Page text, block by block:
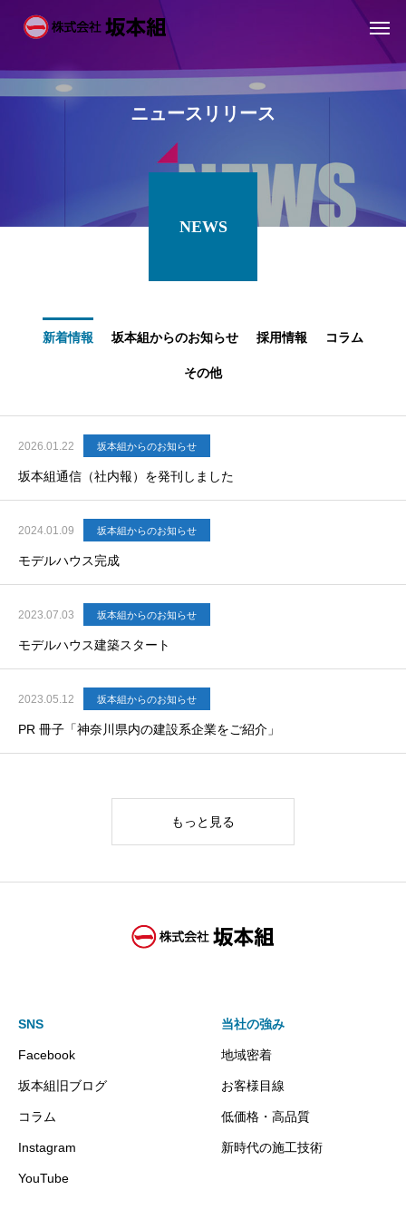
ニュース リ リ ース
NEWS
新着情報 坂本組からのお知らせ 採用情報 コラム
その他
2026.01.22 坂本組からのお知らせ
坂本組通信（社内報）を発刊しました
2024.01.09 坂本組からのお知らせ
モデルハウス完成
2023.07.03 坂本組からのお知らせ
モデルハウス建築スタート
2023.05.12 坂本組からのお知らせ
PR 冊子「神奈川県内の建設系企業をご紹介」
もっと見る
SNS
Facebook
坂本組旧ブログ
コラム
Instagram
YouTube
当社の強み
地域密着
お客様目線
低価格・高品質
新時代の施工技術